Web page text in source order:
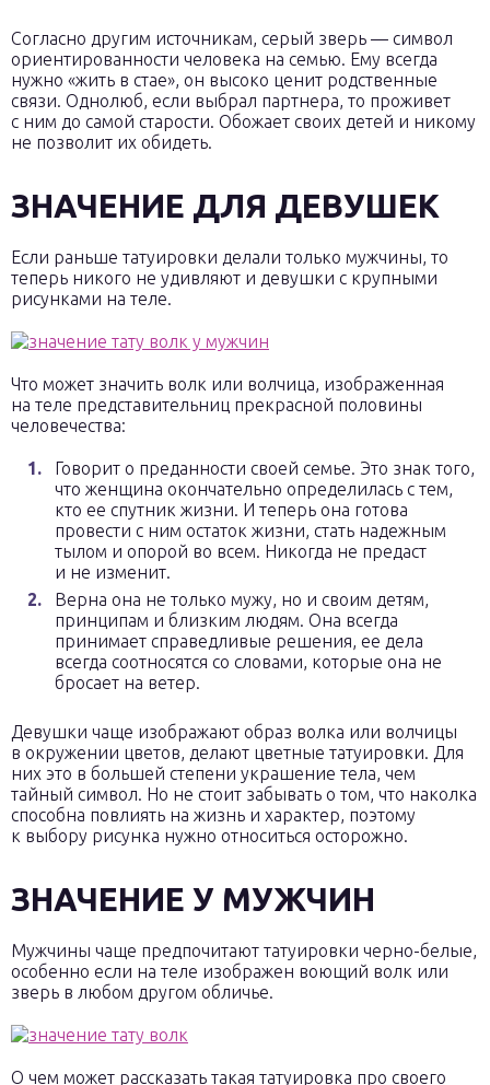
Согласно другим источникам, серый зверь — символ
ориентированности человека на семью. Ему всегда
нужно «жить в стае», он высоко ценит родственные
связи. Однолюб, если выбрал партнера, то проживет
с ним до самой старости. Обожает своих детей и никому
не позволит их обидеть.
ЗНАЧЕНИЕ ДЛЯ ДЕВУШЕК
Если раньше татуировки делали только мужчины, то
теперь никого не удивляют и девушки с крупными
рисунками на теле.
Что может значить волк или волчица, изображенная
на теле представительниц прекрасной половины
человечества:
Говорит о преданности своей семье. Это знак того,
что женщина окончательно определилась с тем,
кто ее спутник жизни. И теперь она готова
провести с ним остаток жизни, стать надежным
тылом и опорой во всем. Никогда не предаст
и не изменит.
Верна она не только мужу, но и своим детям,
принципам и близким людям. Она всегда
принимает справедливые решения, ее дела
всегда соотносятся со словами, которые она не
бросает на ветер.
Девушки чаще изображают образ волка или волчицы
в окружении цветов, делают цветные татуировки. Для
них это в большей степени украшение тела, чем
тайный символ. Но не стоит забывать о том, что наколка
способна повлиять на жизнь и характер, поэтому
к выбору рисунка нужно относиться осторожно.
ЗНАЧЕНИЕ У МУЖЧИН
Мужчины чаще предпочитают татуировки черно-белые,
особенно если на теле изображен воющий волк или
зверь в любом другом обличье.
О чем может рассказать такая татуировка про своего